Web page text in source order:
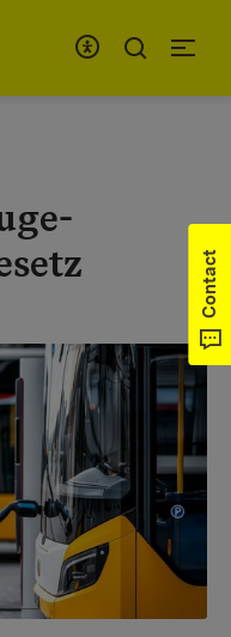
Contact